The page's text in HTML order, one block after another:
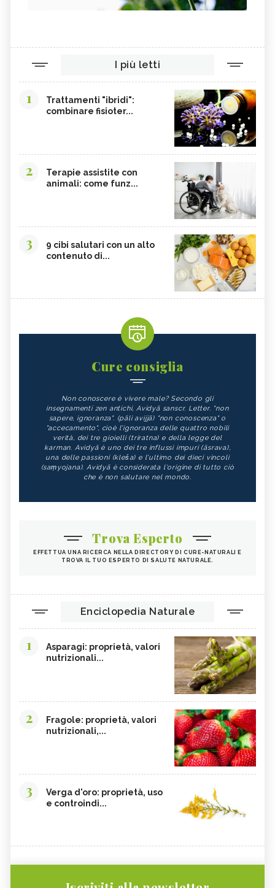
I più letti
1
Trattamenti "ibridi":
combinare fisioter...
2
Terapie assistite con
animali: come funz...
3
9 cibi salutari con un alto
contenuto di...
Cure consiglia
Non conoscere è vivere male? Secondo gli
insegnamenti zen antichi, Avidyā sanscr. Letter. "non
sapere, ignoranza". (pāli avijjā) "non conoscenza" o
"accecamento", cioè l'ignoranza delle quattro nobili
verità, dei tre gioielli (triratna) e della legge del
karman. Avidyā è uno dei tre influssi impuri (āsrava),
una delle passioni (kleśa) e l'ultimo dei dieci vincoli
(saṃyojana). Avidyā è considerata l'origine di tutto ciò
che è non salutare nel mondo.
Trova Esperto
EFFETTUA UNA RICERCA NELLA DIRECTORY DI CURE-NATURALI E
TROVA IL TUO ESPERTO DI SALUTE NATURALE.
Enciclopedia Naturale
1
Asparagi: proprietà, valori
nutrizionali...
2
Fragole: proprietà, valori
nutrizionali,...
3
Verga d'oro: proprietà, uso
e controindi...